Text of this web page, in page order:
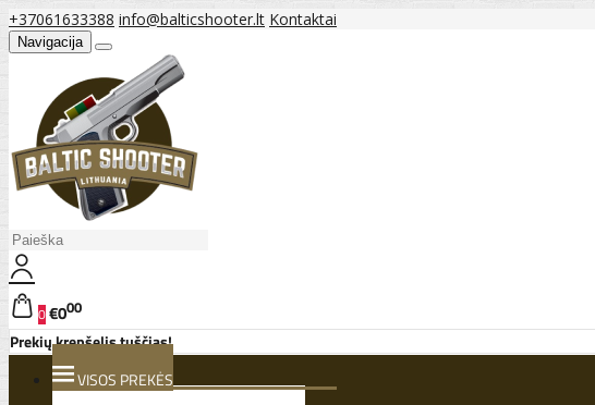
+37061633388 info@balticshooter.lt Kontaktai
Navigacija
0€000
Prekių krepšelis tuščias!
VISOS PREKĖS